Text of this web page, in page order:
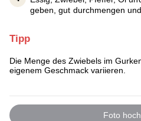
geben, gut durchmengen
Tipp
Die Menge des Zwiebels im
eigenem Geschmack variieren.
Foto